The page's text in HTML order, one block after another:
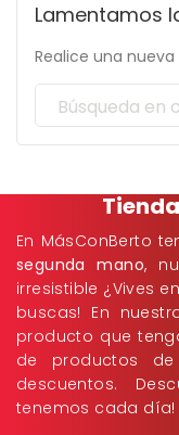
Lamentamos
Realice una
En MásConBerto
segunda mano,
irresistible ¿Vives
buscas! En
producto que
de productos
descuentos.
tenemos cada día!